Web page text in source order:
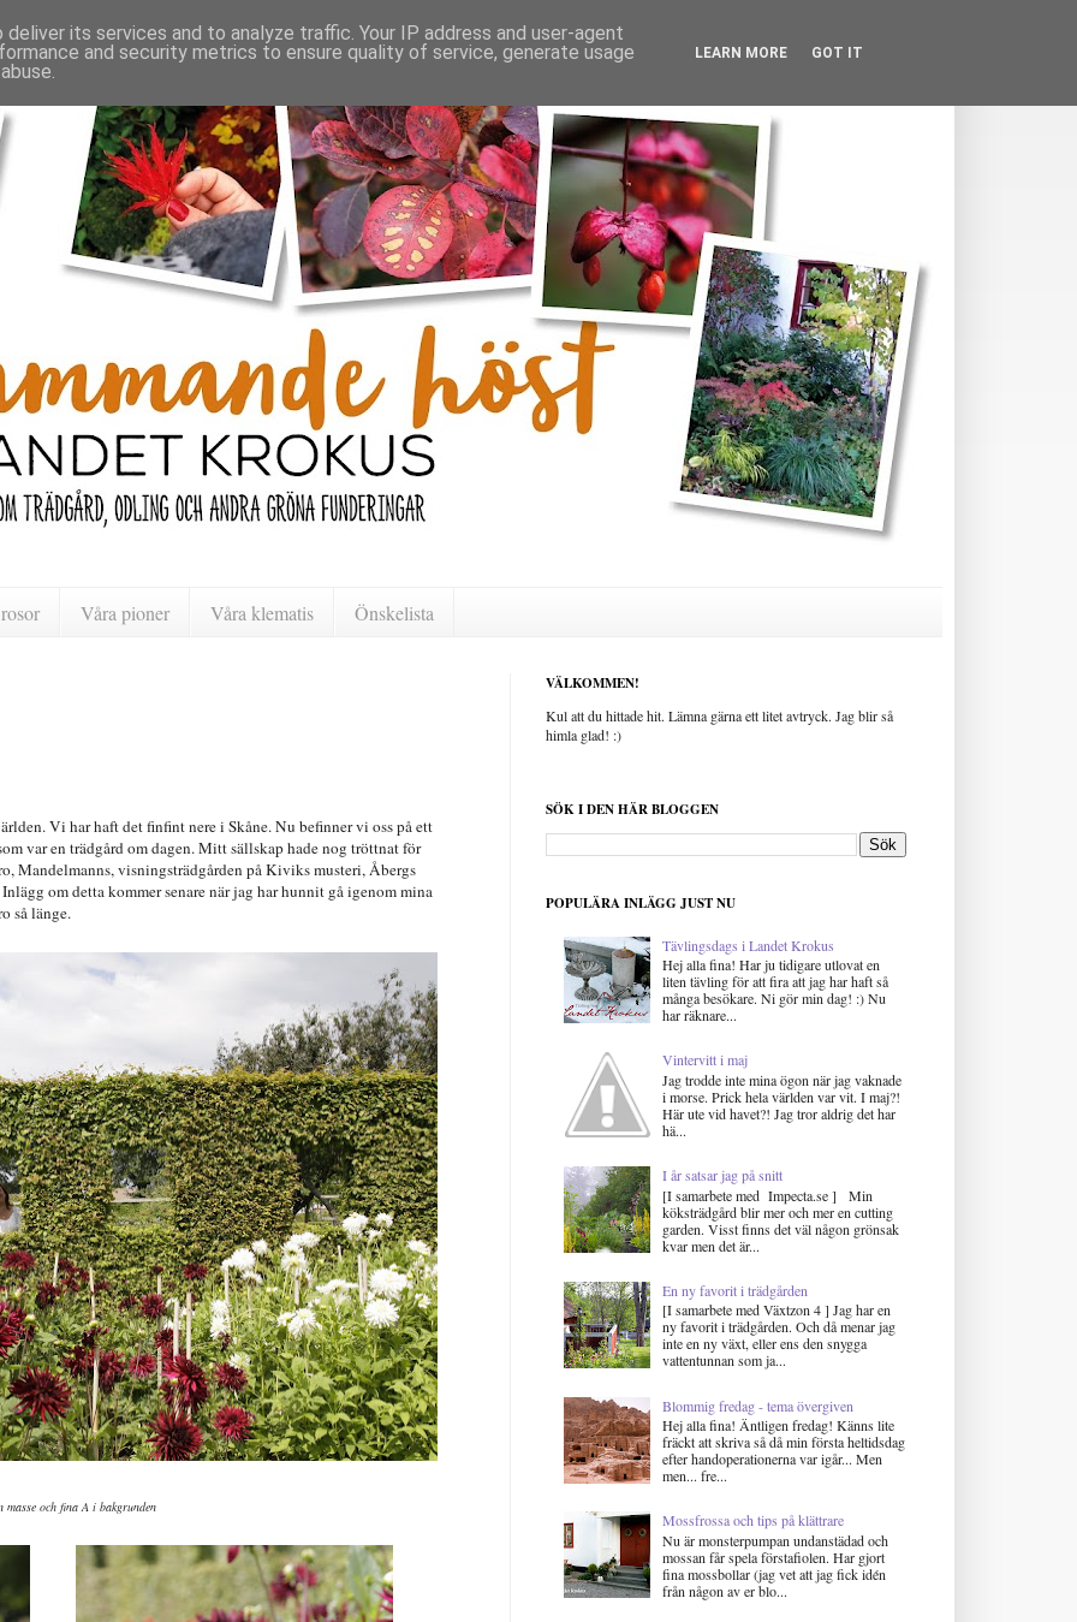
Våra pioner Våra klematis Önskelista
Vi har haft det finfint nere i Skåne. Nu befinner vi oss på ett
var en trädgård om dagen. Mitt sällskap hade nog tröttnat för
Mandelmanns, visningsträdgården på Kiviks musteri, Åbergs
om detta kommer senare när jag har hunnit gå igenom mina
så länge.
masse och fina A i bakgrunden
VÄLKOMMEN!
Kul att du hittade hit. Lämna gärna ett litet avtryck. Jag blir så
himla glad! :)
SÖK I DEN HÄR BLOGGEN
POPULÄRA INLÄGG JUST NU
Tävlingsdags i Landet Krokus
Hej alla fina! Har ju tidigare utlovat en
liten tävling för att fira att jag har haft så
många besökare. Ni gör min dag! :) Nu
har räknare...
Vintervitt i maj
Jag trodde inte mina ögon när jag vaknade
i morse. Prick hela världen var vit. I maj?!
Här ute vid havet?! Jag tror aldrig det har
hä...
I år satsar jag på snitt
[I samarbete med Impecta.se ] Min
köksträdgård blir mer och mer en cutting
garden. Visst finns det väl någon grönsak
kvar men det är...
En ny favorit i trädgården
[I samarbete med Växtzon 4 ] Jag har en
ny favorit i trädgården. Och då menar jag
inte en ny växt, eller ens den snygga
vattentunnan som ja...
Blommig fredag - tema övergiven
Hej alla fina! Äntligen fredag! Känns lite
fräckt att skriva så då min första heltidsdag
efter handoperationerna var igår... Men
men... fre...
Mossfrossa och tips på klättrare
Nu är monsterpumpan undanstädad och
mossan får spela förstafiolen. Har gjort
fina mossbollar (jag vet att jag fick idén
från någon av er blo...
its services and to analyze traffic. Your IP address and user-agent
and security metrics to ensure quality of service, generate usage
LEARN MORE GOT IT